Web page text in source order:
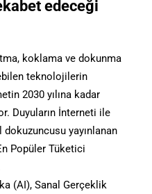
edeceği
koklama ve dokunma
teknolojilerin
2030 yılına kadar
Duyuların İnterneti ile
yayınlanan
Popüler Tüketici
(AI), Sanal Gerçeklik